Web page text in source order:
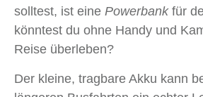
solltest, ist eine Powerbankfür
könntest du ohne Handy und
Reise überleben?
Der kleine, tragbare Akku kann